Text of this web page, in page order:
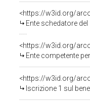
<https://w3id.org/
Ente schedatore
<https://w3id.org/
Ente competente
<https://w3id.org/
Iscrizione 1 sul